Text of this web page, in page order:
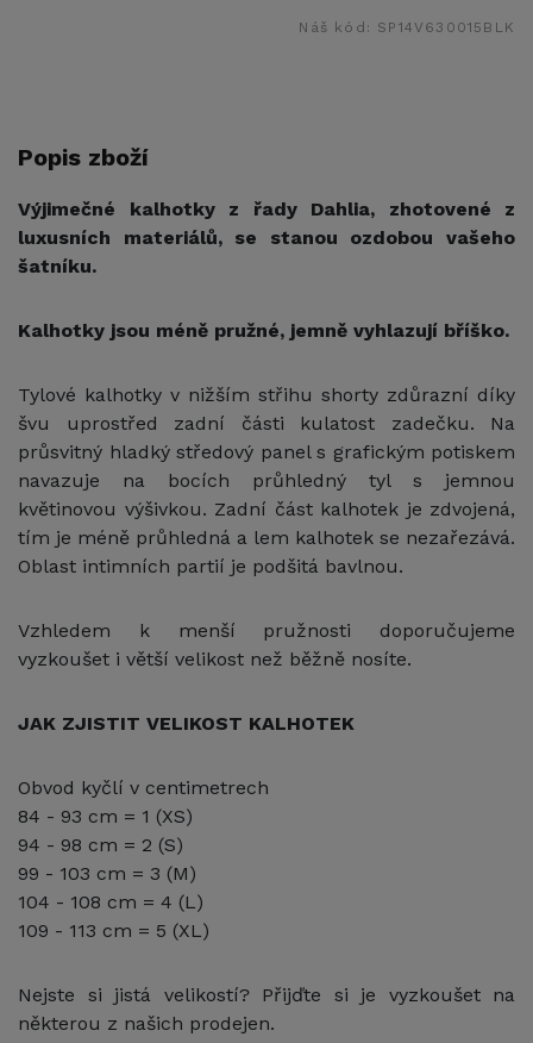
Náš kód: SP14V630015BLK
Popis zboží
Výjimečné kalhotky z řady Dahlia, zhotovené z
luxusních materiálů, se stanou ozdobou vašeho
šatníku.
Kalhotky jsou méně pružné, jemně vyhlazují bříško.
Tylové kalhotky v nižším střihu shorty zdůrazní díky
švu uprostřed zadní části kulatost zadečku. Na
průsvitný hladký středový panel s grafickým potiskem
navazuje na bocích průhledný tyl s jemnou
květinovou výšivkou. Zadní část kalhotek je zdvojená,
tím je méně průhledná a lem kalhotek se nezařezává.
Oblast intimních partií je podšitá bavlnou.
Vzhledem k menší pružnosti doporučujeme
vyzkoušet i větší velikost než běžně nosíte.
JAK ZJISTIT VELIKOST KALHOTEK
Obvod kyčlí v centimetrech
84 - 93 cm = 1 (XS)
94 - 98 cm = 2 (S)
99 - 103 cm = 3 (M)
104 - 108 cm = 4 (L)
109 - 113 cm = 5 (XL)
Nejste si jistá velikostí? Přijďte si je vyzkoušet na
některou z našich prodejen.